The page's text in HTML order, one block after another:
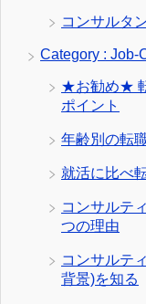
コンサルタ
Category : Job-
★お勧め★
ポイント
年齢別の転
就活に比べ
コンサルテ
つの理由
コンサルテ
背景)を知る